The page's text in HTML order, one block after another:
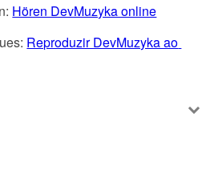
Hören DevMuzyka online
Reproduzir DevMuzyka ao